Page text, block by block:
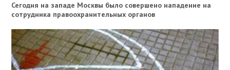
Сегодня на западе Москвы было совершено нападение на
сотрудника правоохранительных органов